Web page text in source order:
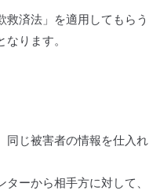
救済法」を適用してもらう
ります。
同じ被害者の情報を仕入 れ
ーから相手方に対して、